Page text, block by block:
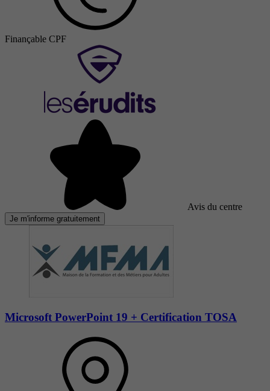
Finançable CPF
Avis du centre
Je m'informe gratuitement
Microsoft PowerPoint 19 + Certification TOSA